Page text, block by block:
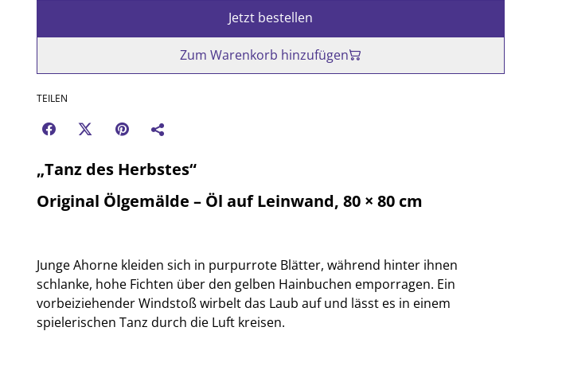
Jetzt bestellen
Zum Warenkorb hinzufügen
TEILEN
„Tanz des Herbstes“
Original Ölgemälde – Öl auf Leinwand, 80 × 80 cm
Junge Ahorne kleiden sich in purpurrote Blätter, während hinter ihnen
schlanke, hohe Fichten über den gelben Hainbuchen emporragen. Ein
vorbeiziehender Windstoß wirbelt das Laub auf und lässt es in einem
spielerischen Tanz durch die Luft kreisen.